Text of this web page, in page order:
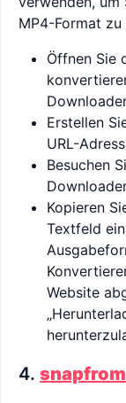
MP4-Format
Öffnen Sie
Erstellen
URL-
Besuchen
Kopieren
Textfeld
Website
4.